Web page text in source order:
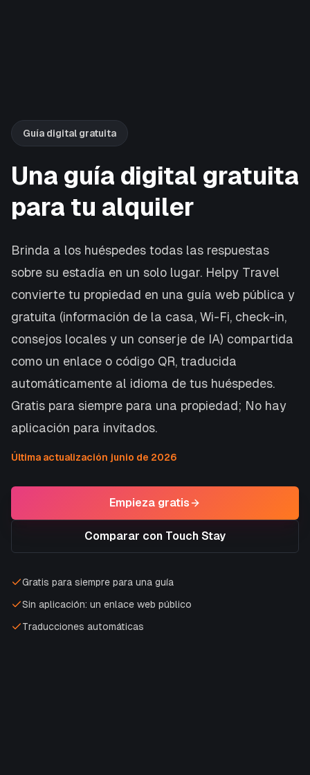
Guía digital gratuita
Una guía digital gratuita
para tu alquiler
Brinda a los huéspedes todas las respuestas
sobre su estadía en un solo lugar. Helpy Travel
convierte tu propiedad en una guía web pública y
gratuita (información de la casa, Wi-Fi, check-in,
consejos locales y un conserje de IA) compartida
como un enlace o código QR, traducida
automáticamente al idioma de tus huéspedes.
Gratis para siempre para una propiedad; No hay
aplicación para invitados.
Última actualización junio de 2026
Empieza gratis
Comparar con Touch Stay
Gratis para siempre para una guía
Sin aplicación: un enlace web público
Traducciones automáticas